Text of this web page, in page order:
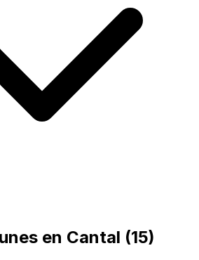
en Cantal (15)